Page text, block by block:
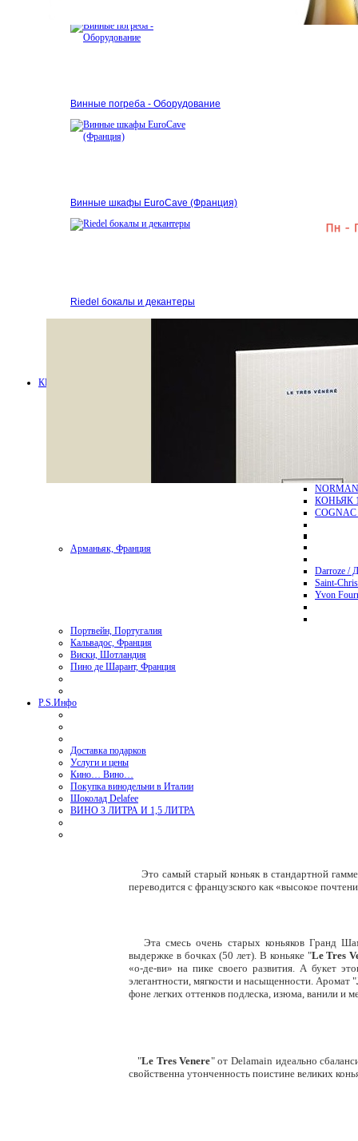
Винные погреба - Оборудование
Винные шкафы EuroCave (Франция)
Riedel бокалы и декантеры
КРЕПЧЕ ВИНА
КОНЬЯК
Арманьяк, Франция
Darroze /
Saint-
Yvon
Портвейн, Португалия
Кальвадос, Франция
Виски, Шотландия
Пино де Шарант, Франция
P.S.Инфо
Доставка подарков
Услуги и цены
Кино… Вино…
Покупка винодельни в Италии
Шоколад Delafee
ВИНО 3 ЛИТРА И 1,5 ЛИТРА
Это самый старый коньяк в стандартной
переводится с французского как «высокое
Эта смесь очень старых коньяков Гранд
выдержке в бочках (50 лет). В коньяке "Le Tres
«о-де-ви» на пике своего развития. А букет
элегантности, мягкости и насыщенности. Аромат "
фоне легких оттенков подлеска, изюма, ванили и
"Le Tres Venere" от Delamain идеально
свойственна утонченность поистине великих